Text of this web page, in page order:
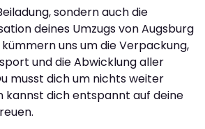
sondern auch die
deines Umzugs von Augsburg
kümmern uns um die Verpackung,
und die Abwicklung aller
musst dich um nichts weiter
kannst dich entspannt auf deine